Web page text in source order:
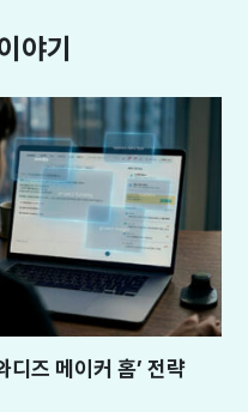
야기
디즈 메이커 홈’ 전략